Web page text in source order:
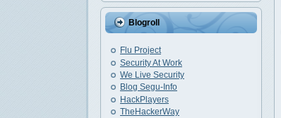
Blogroll
Flu Project
Security At Work
We Live Security
Blog Segu-Info
HackPlayers
TheHackerWay